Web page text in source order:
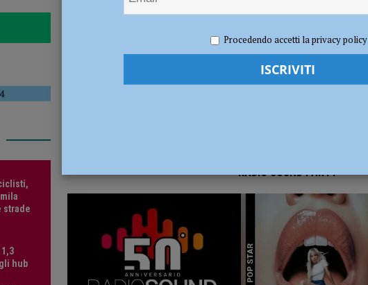
estremo e asili nido, Tagliaferri (FdI): “Verificare subito la situazione nella provincia di Piacenza”
RADIO SOUND PARTY
strade
hub
Procedendo accetti la privacy policy